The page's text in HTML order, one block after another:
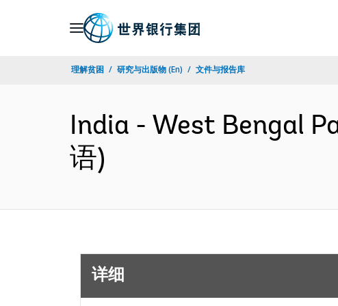
理解贫困 研究与出版物 (En) 文件与报告库
India - West Bengal
语)
详细